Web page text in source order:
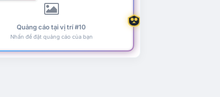
Quảng cáo tại vị trí #10
Nhấn để đặt quảng cáo của bạn